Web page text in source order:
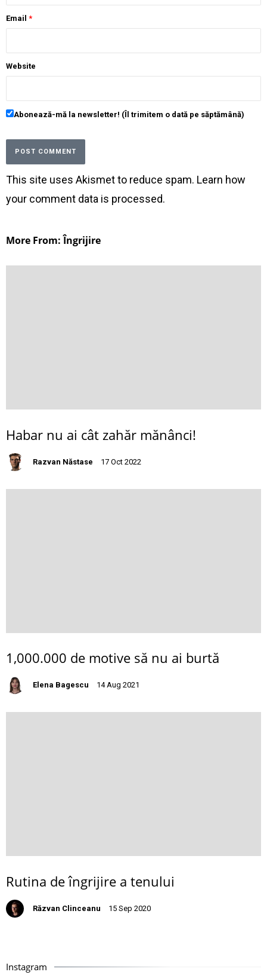
Email *
Website
Abonează-mă la newsletter! (Îl trimitem o dată pe săptămână)
This site uses Akismet to reduce spam. Learn how
your comment data is processed.
More From: Îngrijire
Habar nu ai cât zahăr mănânci!
Razvan Năstase 17 Oct 2022
1,000.000 de motive să nu ai burtă
Elena Bagescu 14 Aug 2021
Rutina de îngrijire a tenului
Răzvan Clinceanu 15 Sep 2020
Instagram